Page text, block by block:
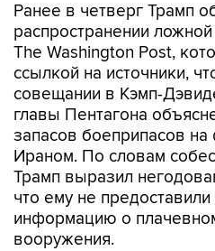
Ранее в четверг Трамп
распространении
The Washington Post,
ссылкой на источники,
совещании в Кэмп-
главы Пентагона
запасов боеприпасов
Ираном. По словам
Трамп выразил
что ему не
информацию о
вооружения.